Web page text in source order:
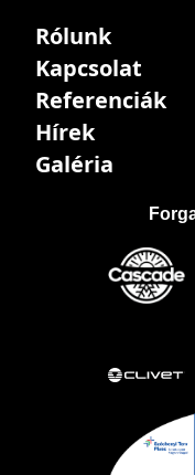
Rólunk
Kapcsolat
Referenciák
Hírek
Galéria